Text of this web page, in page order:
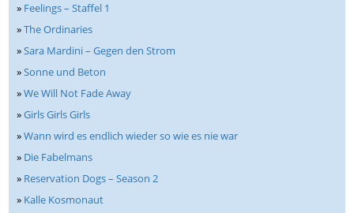
» Feelings – Staffel 1
»The Ordinaries
»Sara Mardini – Gegen den Strom
»Sonne und Beton
»We Will Not Fade Away
»Girls Girls Girls
»Wann wird es endlich wieder so wie es nie war
» Die Fabelmans
» Reservation Dogs – Season 2
» Kalle Kosmonaut